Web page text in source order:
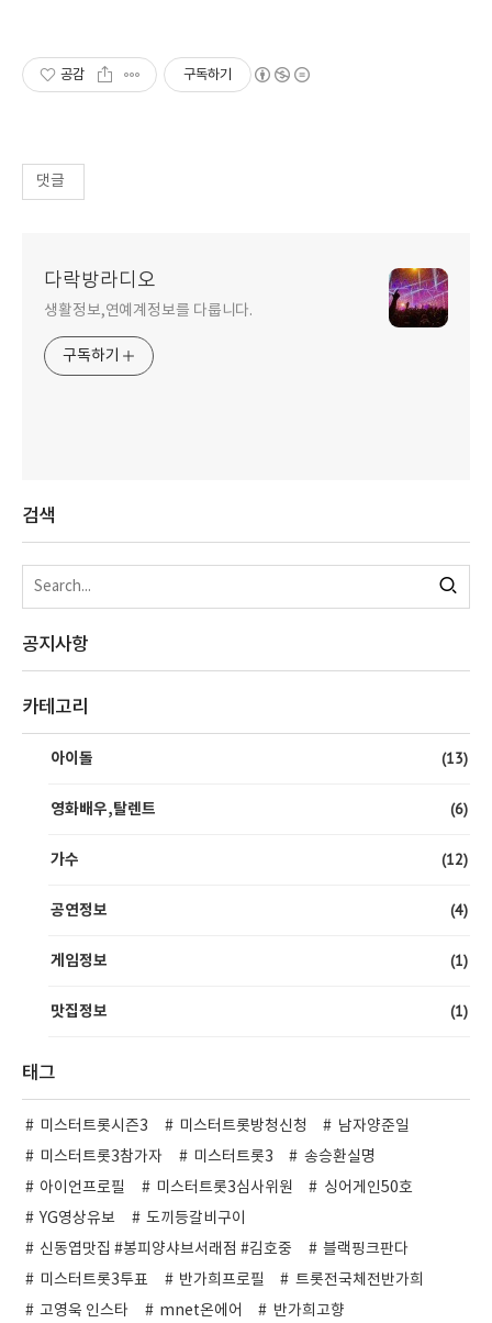
공감 구독하기
댓글
다락방라디오
생활정보,연예계정보를 다룹니다.
구독하기
검색
공지사항
카테고리
아이돌 (13)
영화배우,탈렌트 (6)
가수 (12)
공연정보 (4)
게임정보 (1)
맛집정보 (1)
태그
미스터트롯시즌3 미스터트롯방청신청
남자양준일
미스터트롯3참가자
미스터트롯3
송승환실명
아이언프로필
미스터트롯3심사위원
싱어게인50호
YG영상유보
도끼등갈비구이
신동엽맛집 #봉피양샤브서래점 #김호중
블랙핑크판다
미스터트롯3투표
반가희프로필
트롯전국체전반가희
고영욱 인스타
mnet온에어 반가희고향